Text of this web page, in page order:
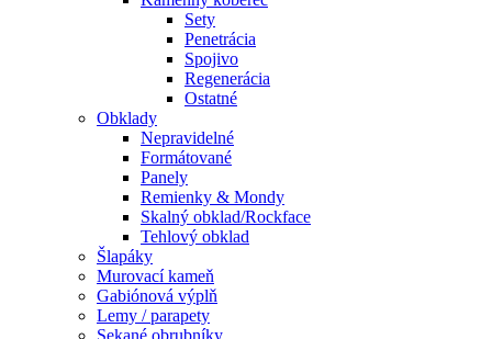
Sety
Penetrácia
Spojivo
Regenerácia
Ostatné
Obklady
Nepravidelné
Formátované
Panely
Remienky & Mondy
Skalný obklad/Rockface
Tehlový obklad
Šlapáky
Murovací kameň
Gabiónová výplň
Lemy / parapety
Sekané obrubníky